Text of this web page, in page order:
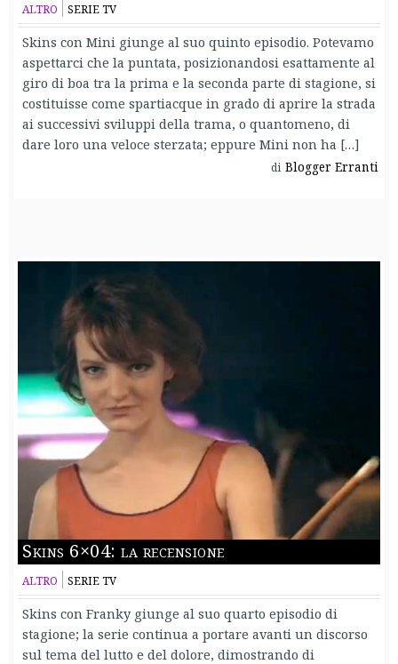
ALTRO SERIE TV
Skins con Mini giunge al suo quinto episodio. Potevamo
aspettarci che la puntata, posizionandosi esattamente al
giro di boa tra la prima e la seconda parte di stagione, si
costituisse come spartiacque in grado di aprire la strada
ai successivi sviluppi della trama, o quantomeno, di
dare loro una veloce sterzata; eppure Mini non ha […]
di Blogger Erranti
Skins 6×04: la recensione
ALTRO SERIE TV
Skins con Franky giunge al suo quarto episodio di
stagione; la serie continua a portare avanti un discorso
sul tema del lutto e del dolore, dimostrando di